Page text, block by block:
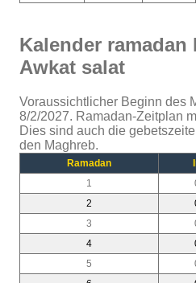
Kalender ramadan
Awkat salat
Voraussichtlicher Beginn des
8/2/2027. Ramadan-Zeitplan
Dies sind auch die
den Maghreb.
Ramadan
1
2
3
4
5